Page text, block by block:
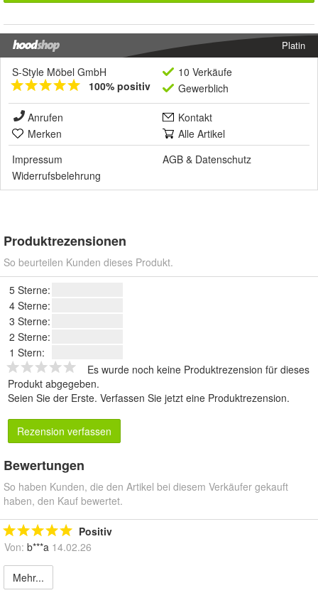
Platin
S-Style Möbel GmbH
100% positiv
10 Verkäufe
Gewerblich
Anrufen
Kontakt
Merken
Alle Artikel
Impressum
AGB & Datenschutz
Widerrufsbelehrung
Produktrezensionen
So beurteilen Kunden dieses Produkt.
5 Sterne:
4 Sterne:
3 Sterne:
2 Sterne:
1 Stern:
Es wurde noch keine Produktrezension für dieses
Produkt abgegeben.
Seien Sie der Erste. Verfassen Sie jetzt eine Produktrezension.
Rezension verfassen
Bewertungen
So haben Kunden, die den Artikel bei diesem Verkäufer gekauft
haben, den Kauf bewertet.
Positiv
Von: b***a 14.02.26
Mehr...